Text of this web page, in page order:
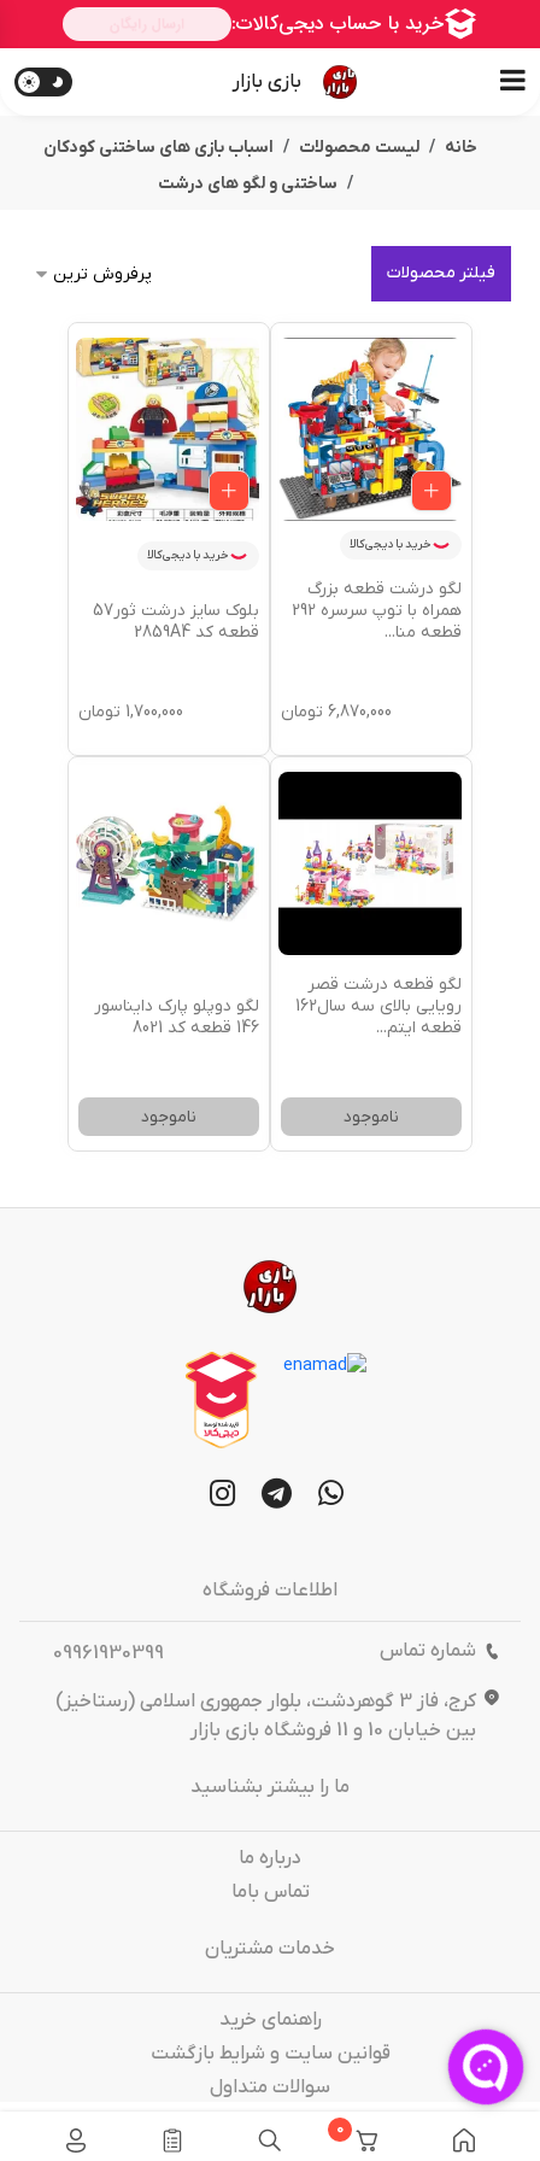
بازی بازار
0
خانه لیست محصولات
اسباب بازی های ساختنی کودکان
ساختنی و لگو های درشت
فیلتر محصولات
خرید با دیجی‌کالا
لگو درشت قطعه بزرگ
همراه با توپ سرسره 292
قطعه منا...
6,870,000 تومان
خرید با دیجی‌کالا
بلوک سایز درشت ثور57
قطعه کد 2859A4
1,700,000 تومان
لگو قطعه درشت قصر
رویایی بالای سه سال162
قطعه ایتم...
ناموجود
لگو دوپلو پارک دایناسور
146 قطعه کد 8021
ناموجود
اطلاعات فروشگاه
شماره تماس
09961930399
کرج، فاز 3 گوهردشت، بلوار جمهوری اسلامی (رستاخیز)
بین خیابان 10 و 11 فروشگاه بازی بازار
ما را بیشتر بشناسید
درباره‌ ما
تماس باما
خدمات مشتریان
راهنمای خرید
قوانین سایت و شرایط بازگشت
سوالات متداول